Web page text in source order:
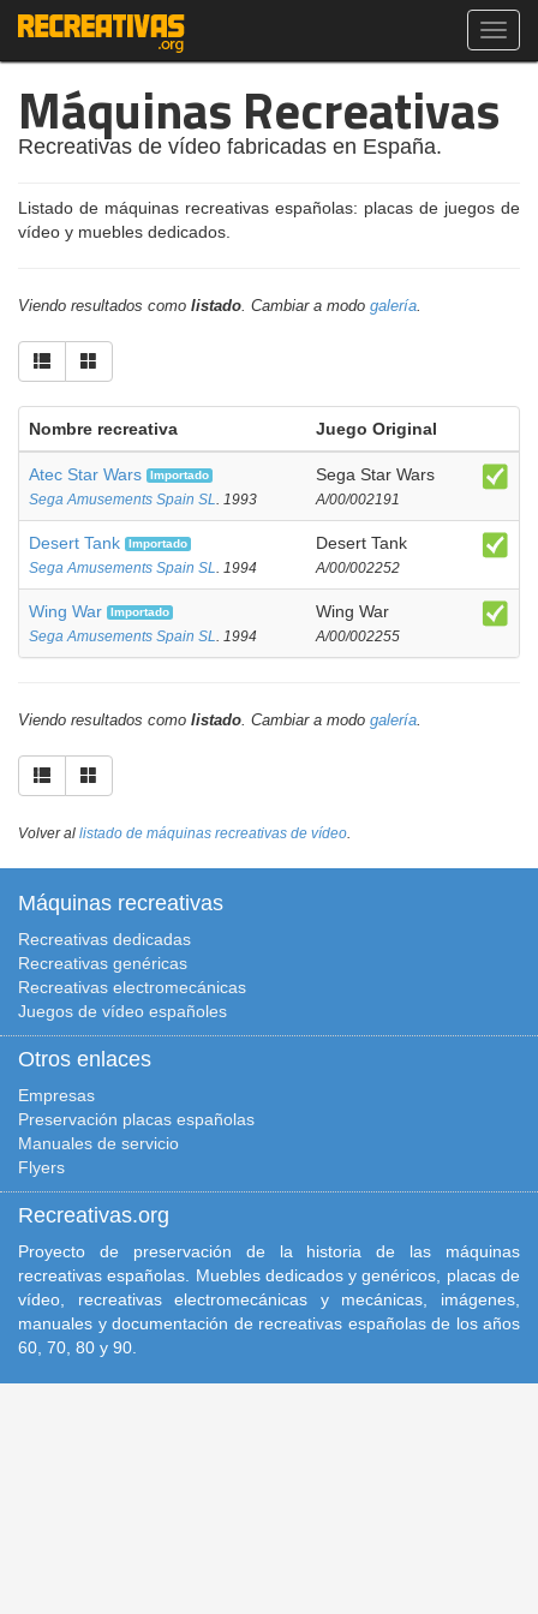
Máquinas Recreativas
Recreativas de vídeo fabricadas en España.
Listado de máquinas recreativas españolas: placas de juegos de
vídeo y muebles dedicados.
Viendo resultados como listado. Cambiar a modo galería.
Nombre recreativa Juego Original
Atec Star Wars Importado
Sega Amusements Spain SL. 1993
Sega Star Wars
A/00/002191
Desert Tank Importado
Sega Amusements Spain SL. 1994
Desert Tank
A/00/002252
Wing War Importado
Sega Amusements Spain SL. 1994
Wing War
A/00/002255
Viendo resultados como listado. Cambiar a modo galería.
Volver al listado de máquinas recreativas de vídeo.
Máquinas recreativas
Recreativas dedicadas
Recreativas genéricas
Recreativas electromecánicas
Juegos de vídeo españoles
Otros enlaces
Empresas
Preservación placas españolas
Manuales de servicio
Flyers
Recreativas.org
Proyecto de preservación de la historia de las máquinas
recreativas españolas. Muebles dedicados y genéricos, placas de
vídeo, recreativas electromecánicas y mecánicas, imágenes,
manuales y documentación de recreativas españolas de los años
60, 70, 80 y 90.